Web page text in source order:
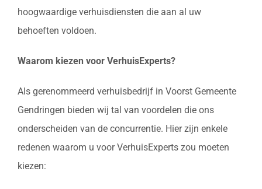
hoogwaardige verhuisdiensten die aan al uw
behoeften voldoen.
Waarom kiezen voor VerhuisExperts?
Als gerenommeerd verhuisbedrijf in Voorst Gemeente
Gendringen bieden wij tal van voordelen die ons
onderscheiden van de concurrentie. Hier zijn enkele
redenen waarom u voor VerhuisExperts zou moeten
kiezen: